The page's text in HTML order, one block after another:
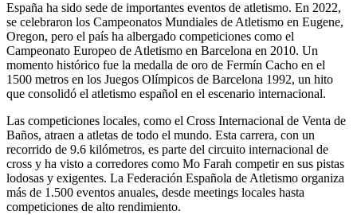
España ha sido sede de importantes eventos de atletismo. En 2022,
se celebraron los Campeonatos Mundiales de Atletismo en Eugene,
Oregon, pero el país ha albergado competiciones como el
Campeonato Europeo de Atletismo en Barcelona en 2010. Un
momento histórico fue la medalla de oro de Fermín Cacho en el
1500 metros en los Juegos Olímpicos de Barcelona 1992, un hito
que consolidó el atletismo español en el escenario internacional.
Las competiciones locales, como el Cross Internacional de Venta de
Baños, atraen a atletas de todo el mundo. Esta carrera, con un
recorrido de 9.6 kilómetros, es parte del circuito internacional de
cross y ha visto a corredores como Mo Farah competir en sus pistas
lodosas y exigentes. La Federación Española de Atletismo organiza
más de 1.500 eventos anuales, desde meetings locales hasta
competiciones de alto rendimiento.